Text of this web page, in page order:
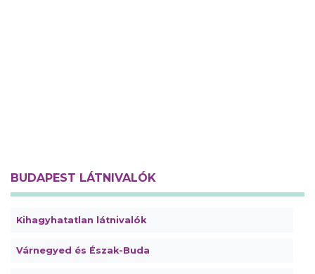
BUDAPEST LÁTNIVALÓK
Kihagyhatatlan látnivalók
Várnegyed és Észak-Buda